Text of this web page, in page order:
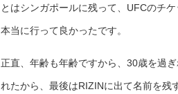
とはシンガポールに残って、UFCのチ
本当に行って良かったです。
正直、年齢も年齢ですから、30歳を過
れたから、最後はRIZINに出て名前を残